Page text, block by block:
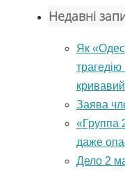
Недавні
Як
Заява
«Группа
даже
Дело 2